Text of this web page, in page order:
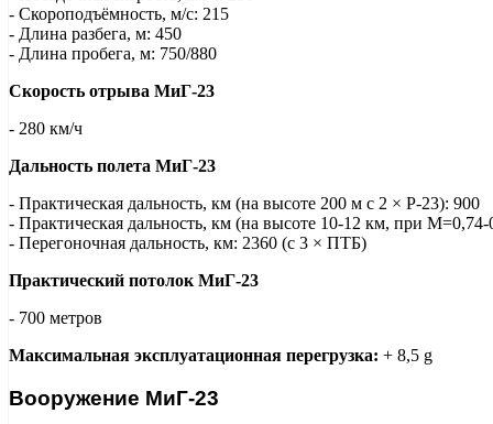
- Скороподъёмность, м/с: 215
- Длина разбега, м: 450
- Длина пробега, м: 750/880
Скорость отрыва МиГ-23
- 280 км/ч
Дальность полета МиГ-23
- Практическая дальность, км (на высоте 200 м с 2 × Р-23): 900
- Практическая дальность, км (на высоте 10-12 км, при М=0,74-
- Перегоночная дальность, км: 2360 (с 3 × ПТБ)
Практический потолок МиГ-23
- 700 метров
Максимальная эксплуатационная перегрузка: + 8,5 g
Вооружение МиГ-23